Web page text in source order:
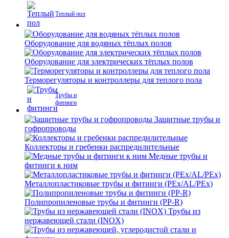
Теплый пол
Оборудование для водяных тёплых полов
Оборудование для электрических тёплых полов
Терморегуляторы и контроллеры для теплого пола
Трубы и
фитинги
Защитные трубы и
гофропроводы
Коллекторы и гребенки распредилительные
Медные трубы и
фитинги к ним
Металлопластиковые трубы и фитинги (PEx/AL/PEx)
Полипропиленовые трубы и фитинги (PP-R)
Трубы из
нержавеющей стали (INOX)